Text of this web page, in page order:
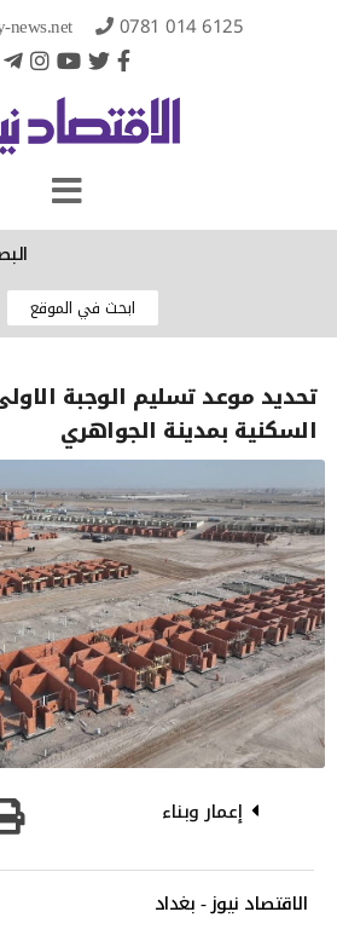
news.net 0781 014 6125
تحديد موعد تسليم الوجبة
السكنية بمدينة الجواهري
إعمار وبناء
الاقتصاد نيوز - بغداد